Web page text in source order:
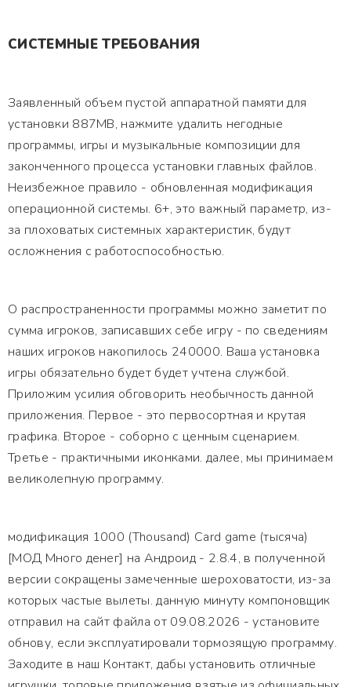
СИСТЕМНЫЕ ТРЕБОВАНИЯ
Заявленный объем пустой аппаратной памяти для
установки 887MB, нажмите удалить негодные
программы, игры и музыкальные композиции для
законченного процесса установки главных файлов.
Неизбежное правило - обновленная модификация
операционной системы. 6+, это важный параметр, из-
за плоховатых системных характеристик, будут
осложнения с работоспособностью.
О распространенности программы можно заметит по
сумма игроков, записавших себе игру - по сведениям
наших игроков накопилось 240000. Ваша установка
игры обязательно будет будет учтена службой.
Приложим усилия обговорить необычность данной
приложения. Первое - это первосортная и крутая
графика. Второе - соборно с ценным сценарием.
Третье - практичными иконками. далее, мы принимаем
великолепную программу.
модификация 1000 (Thousand) Card game (тысяча)
[МОД Много денег] на Андроид - 2.8.4, в полученной
версии сокращены замеченные шероховатости, из-за
которых частые вылеты. данную минуту компоновщик
отправил на сайт файла от 09.08.2026 - установите
обнову, если эксплуатировали тормозящую программу.
Заходите в наш Контакт, дабы установить отличные